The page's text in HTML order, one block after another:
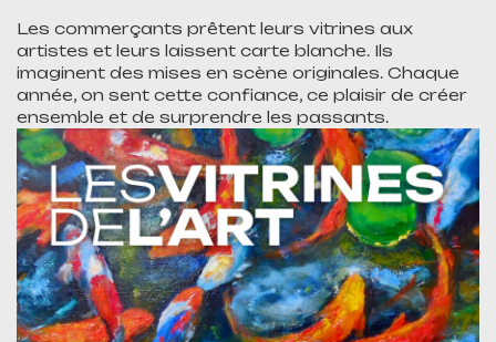
Les commerçants prêtent leurs vitrines aux
artistes et leurs laissent carte blanche. Ils
imaginent des mises en scène originales. Chaque
année, on sent cette confiance, ce plaisir de créer
ensemble et de surprendre les passants.